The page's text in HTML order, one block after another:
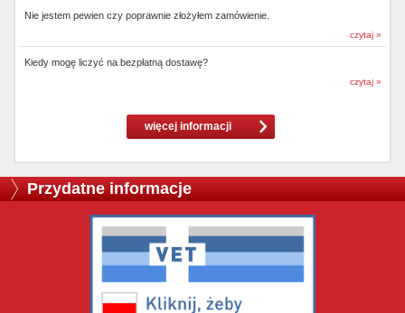
Nie jestem pewien czy poprawnie złożyłem zamówienie.
czytaj »
Kiedy mogę liczyć na bezpłatną dostawę?
czytaj »
więcej informacji
Przydatne informacje